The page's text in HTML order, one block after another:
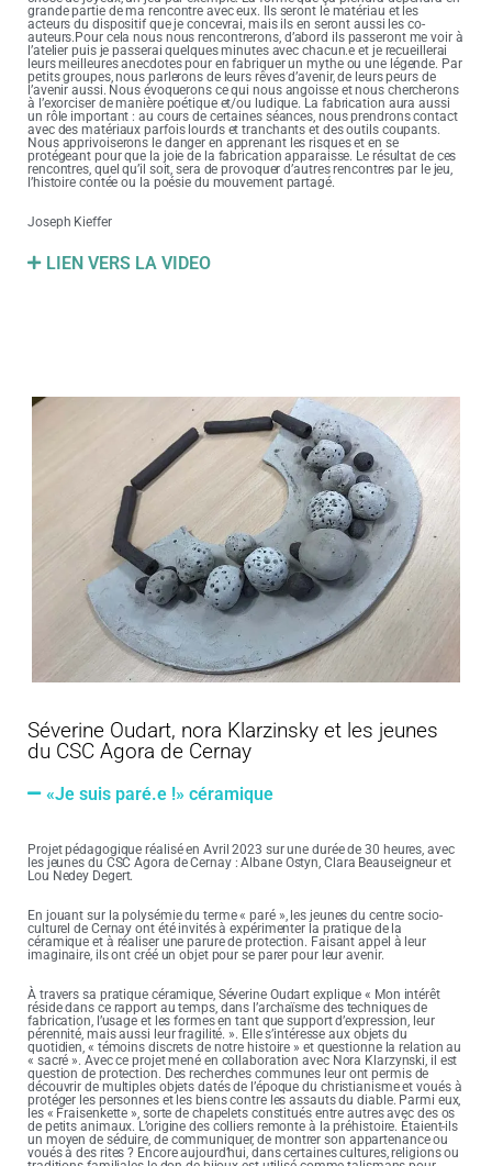
grande partie de ma rencontre avec eux. Ils seront le matériau et les
acteurs du dispositif que je concevrai, mais ils en seront aussi les co-
auteurs. Pour cela nous nous rencontrerons, d’abord ils passeront me voir à
l’atelier puis je passerai quelques minutes avec chacun.e et je recueillerai
leurs meilleures anecdotes pour en fabriquer un mythe ou une légende. Par
petits groupes, nous parlerons de leurs rêves d’avenir, de leurs peurs de
l’avenir aussi. Nous évoquerons ce qui nous angoisse et nous chercherons
à l’exorciser de manière poétique et/ou ludique. La fabrication aura aussi
un rôle important : au cours de certaines séances, nous prendrons contact
avec des matériaux parfois lourds et tranchants et des outils coupants.
Nous apprivoiserons le danger en apprenant les risques et en se
protégeant pour que la joie de la fabrication apparaisse. Le résultat de ces
rencontres, quel qu’il soit, sera de provoquer d’autres rencontres par le jeu,
l’histoire contée ou la poésie du mouvement partagé.
Joseph Kieffer
LIEN VERS LA VIDEO
Séverine Oudart, nora Klarzinsky et les jeunes
du CSC Agora de Cernay
«Je suis paré.e !» céramique​
Projet pédagogique réalisé en Avril 2023 sur une durée de 30 heures, avec
les jeunes du CSC Agora de Cernay : Albane Ostyn, Clara Beauseigneur et
Lou Nedey Degert.
En jouant sur la polysémie du terme « paré », les jeunes du centre socio-
culturel de Cernay ont été invités à expérimenter la pratique de la
céramique et à réaliser une parure de protection. Faisant appel à leur
imaginaire, ils ont créé un objet pour se parer pour leur avenir.
À travers sa pratique céramique, Séverine Oudart explique « Mon intérêt
réside dans ce rapport au temps, dans l’archaïsme des techniques de
fabrication, l’usage et les formes en tant que support d’expression, leur
pérennité, mais aussi leur fragilité. ». Elle s’intéresse aux objets du
quotidien, « témoins discrets de notre histoire » et questionne la relation au
« sacré ». Avec ce projet mené en collaboration avec Nora Klarzynski, il est
question de protection. Des recherches communes leur ont permis de
découvrir de multiples objets datés de l’époque du christianisme et voués à
protéger les personnes et les biens contre les assauts du diable. Parmi eux,
les « Fraisenkette », sorte de chapelets constitués entre autres avec des os
de petits animaux. L’origine des colliers remonte à la préhistoire. Étaient-ils
un moyen de séduire, de communiquer, de montrer son appartenance ou
voués à des rites ? Encore aujourd’hui, dans certaines cultures, religions ou